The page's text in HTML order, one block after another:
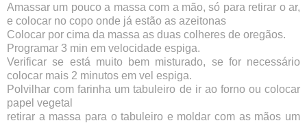
Amassar um pouco a massa com a mão, só para retirar o ar,
e colocar no copo onde já estão as azeitonas
Colocar por cima da massa as duas colheres de oregãos.
Programar 3 min em velocidade espiga.
Verificar se está muito bem misturado, se for necessário
colocar mais 2 minutos em vel espiga.
Polvilhar com farinha um tabuleiro de ir ao forno ou colocar
papel vegetal
retirar a massa para o tabuleiro e moldar com as mãos um